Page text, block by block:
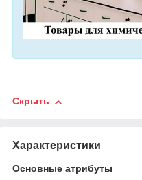
Скрыть
Характеристики
Основные атрибуты